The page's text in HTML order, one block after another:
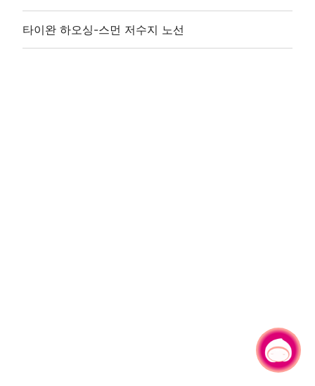
타이완 하오싱-스먼 저수지 노선